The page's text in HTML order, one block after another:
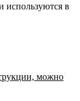
используются в
можно